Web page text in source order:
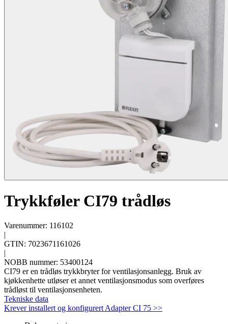
Trykkføler CI79 trådløs
Varenummer: 116102
|
GTIN: 7023671161026
|
NOBB nummer: 53400124
CI79 er en trådløs trykkbryter for ventilasjonsanlegg. Bruk av
kjøkkenhette utløser et annet ventilasjonsmodus som overføres
trådløst til ventilasjonsenheten.
Tekniske data
Krever installert og konfigurert Adapter CI 75 >>